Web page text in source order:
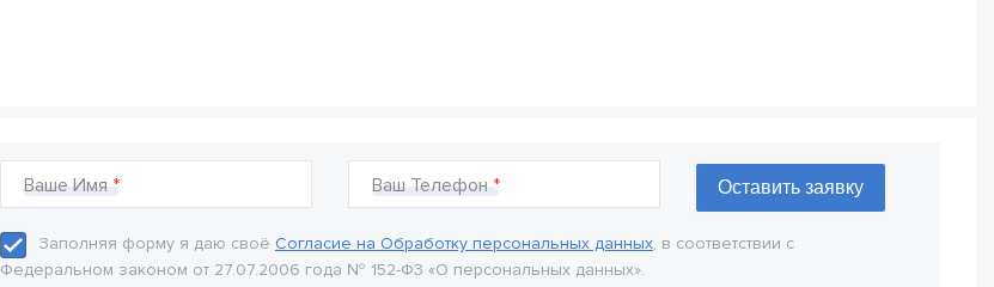
Ваше Имя Ваш Телефон
Заполняя форму я даю своё Согласие на Обработку персональных данных, в соответствии с
Федеральном законом от 27.07.2006 года № 152-Ф3 «О персональных данных».